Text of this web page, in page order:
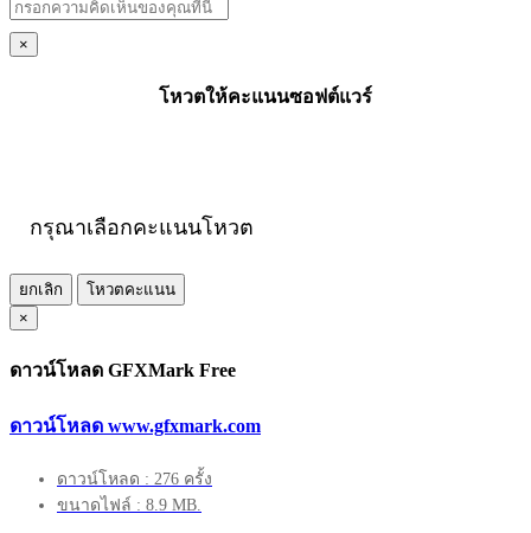
×
โหวตให้คะแนนซอฟต์แวร์
กรุณาเลือกคะแนนโหวต
ยกเลิก
โหวตคะแนน
×
ดาวน์โหลด GFXMark Free
ดาวน์โหลด www.gfxmark.com
ดาวน์โหลด : 276 ครั้ง
ขนาดไฟล์ : 8.9 MB.